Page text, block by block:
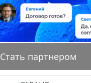
Стать партнером